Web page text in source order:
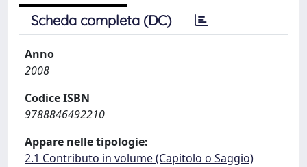
Scheda completa (DC)
Anno
2008
Codice ISBN
9788846492210
Appare nelle tipologie:
2.1 Contributo in volume (Capitolo o Saggio)